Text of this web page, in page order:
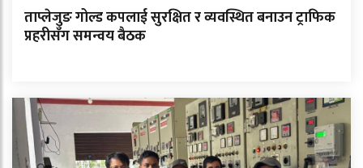
ताप्लेजुङ गोल्ड कपलाई सुरक्षित र व्यवस्थित बनाउन ट्राफिक
प्रहरीसँग समन्वय बैठक